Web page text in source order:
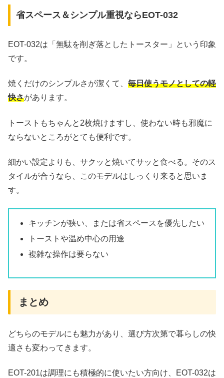
省スペース＆シンプル重視ならEOT-032
EOT-032は「無駄を削ぎ落としたトースター」という印象
です。
焼くだけのシンプルさが潔くて、 毎日使うモノとしての軽
快さがあります。
トーストもちゃんと2枚焼けますし、使わない時も邪魔に
ならないところがとても便利です。
細かい設定よりも、サクッと焼いてサッと食べる。そのス
タイルが合うなら、このモデルはしっくり来ると思いま
す。
キッチンが狭い、または省スペースを優先したい
トーストや温め中心の用途
複雑な操作は要らない
まとめ
どちらのモデルにも魅力があり、選び方次第で暮らしの快
適さも変わってきます。
EOT-201は調理にも積極的に使いたい方向け、EOT-032は